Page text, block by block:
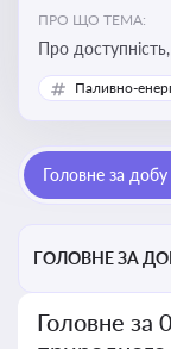
ПРО ЩО ТЕМА:
Про доступність,
стабільність
Паливно-
Головне за добу
ГОЛОВНЕ ЗА
Головне за